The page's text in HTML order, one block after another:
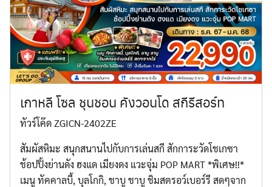
ทัวร์อังกฤษ
ทัวร์มองโกเลีย
ทัวร์เนปาล
ทัวร์ญี่ปุ่น
เกาหลี โซล ชุนชอน คังวอนโด สกีรีสอร์ท
ทัวร์โค๊ด ZGICN-2402ZE
สัมผัสหิมะ สนุกสนานไปกับการเล่นสกี สักการะวัดโชเกซา
ช้อปปิ้งย่านดัง ฮงแด เมียงดง แวะจุ่ม POP MART *พิเศษ!!*
เมนู ทัคคาลบี้, บุลโกกิ, ชาบู ชาบู ชิมสตรอว์เบอร์รี สดๆจาก